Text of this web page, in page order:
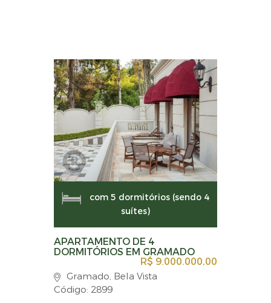
com 5 dormitórios (sendo 4
suítes)
APARTAMENTO DE 4
DORMITÓRIOS EM GRAMADO
R$ 9.000.000,00
Gramado, Bela Vista
Código: 2899